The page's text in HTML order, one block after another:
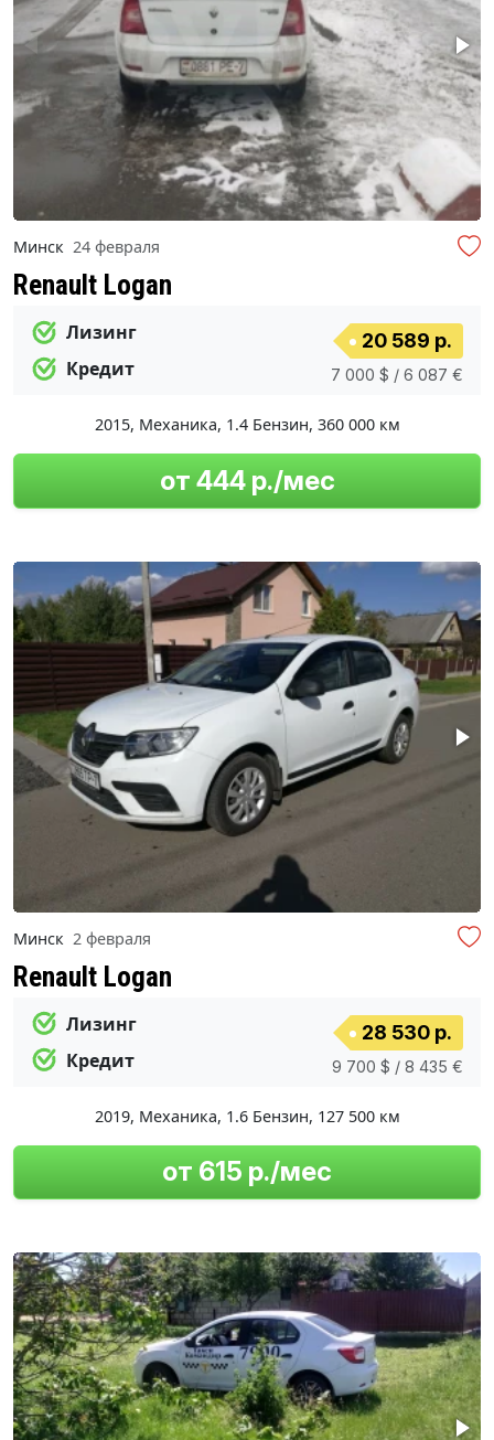
Минск 24 февраля
Renault Logan
Лизинг
Кредит
20 589 р.
7 000 $ / 6 087 €
2015, Механика, 1.4 Бензин, 360 000 км
от 444 р./мес
Минск 2 февраля
Renault Logan
Лизинг
Кредит
28 530 р.
9 700 $ / 8 435 €
2019, Механика, 1.6 Бензин, 127 500 км
от 615 р./мес